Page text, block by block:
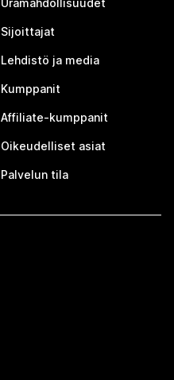
Uramahdollisuudet
Sijoittajat
Lehdistö ja media
Kumppanit
Affiliate-kumppanit
Oikeudelliset asiat
Palvelun tila